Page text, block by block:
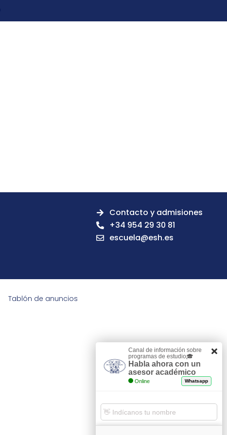
Contacto y admisiones
+34 954 29 30 81
escuela@esh.es
Tablón de anuncios
Canal de información sobre
programas de estudio🎓
Habla ahora con un
asesor académico
Online Whatsapp